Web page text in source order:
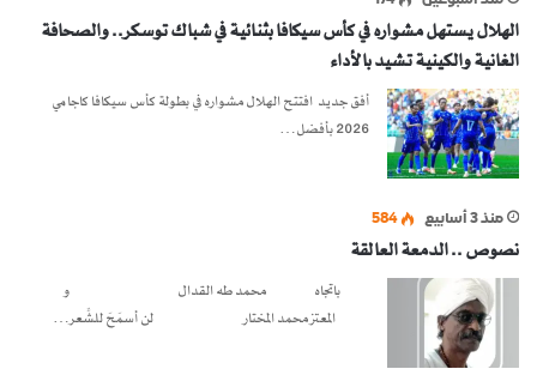
الهلال يستهل مشواره في كأس سيكافا بثنائية في شباك توسكر.. والصحافة
الغانية والكينية تشيد بالأداء
أفق جديد افتتح الهلال مشواره في بطولة كأس سيكافا كاجامي
2026 بأفضل…
منذ 3 أسابيع 584
نصوص .. الدمعة العالقة
باتجاه محمد طه القدال و
المعتز محمد المختار لن أسمَحَ للشِّعر…